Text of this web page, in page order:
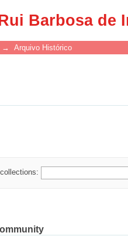
Barbosa de
→ Arquivo Histórico